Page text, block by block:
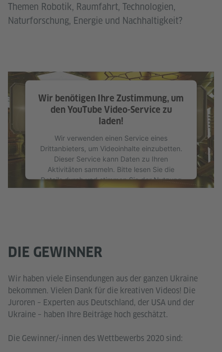
Themen Robotik, Raumfahrt, Technologien,
Naturforschung, Energie und Nachhaltigkeit?
Wir benötigen Ihre Zustimmung, um
den YouTube Video-Service zu
laden!
Wir verwenden einen Service eines
Drittanbieters, um Videoinhalte einzubetten.
Dieser Service kann Daten zu Ihren
Aktivitäten sammeln. Bitte lesen Sie die
Details durch und stimmen Sie der Nutzung
des Service zu, um dieses Video anzusehen.
DIE GEWINNER
Wir haben viele Einsendungen aus der ganzen Ukraine
bekommen. Vielen Dank für die kreativen Videos! Die
Juroren – Experten aus Deutschland, der USA und der
Ukraine – haben Ihre Beiträge hoch geschätzt.
Die Gewinner/-innen des Wettbewerbs 2020 sind: